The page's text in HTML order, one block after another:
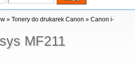
MF211
»Tonery do drukarek Canon »Canon i-